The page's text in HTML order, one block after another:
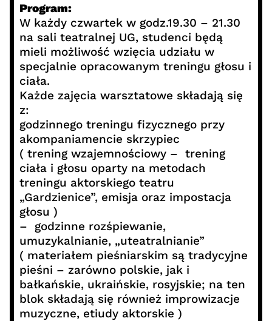
Program:
W każdy czwartek w godz.19.30 – 21.30
na sali teatralnej UG, studenci będą
mieli możliwość wzięcia udziału w
specjalnie opracowanym treningu głosu i
ciała.
Każde zajęcia warsztatowe składają się
z:
godzinnego treningu fizycznego przy
akompaniamencie skrzypiec
( trening wzajemnościowy – trening
ciała i głosu oparty na metodach
treningu aktorskiego teatru
„Gardzienice”, emisja oraz impostacja
głosu )
– godzinne rozśpiewanie,
umuzykalnianie, „uteatralnianie”
( materiałem pieśniarskim są tradycyjne
pieśni – zarówno polskie, jak i
bałkańskie, ukraińskie, rosyjskie; na ten
blok składają się również improwizacje
muzyczne, etiudy aktorskie )